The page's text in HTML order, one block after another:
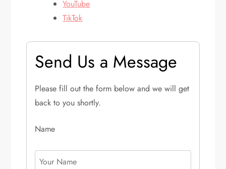
YouTube
TikTok
Send Us a Message
Please fill out the form below and we will get
back to you shortly.
Name